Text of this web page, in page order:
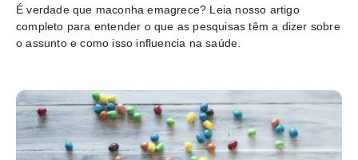
É verdade que maconha emagrece? Leia nosso artigo
completo para entender o que as pesquisas têm a dizer sobre
o assunto e como isso influencia na saúde.